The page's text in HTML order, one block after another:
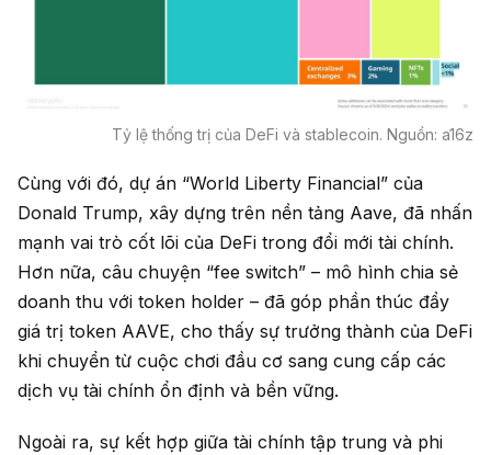
Tỷ lệ thống trị của DeFi và stablecoin. Nguồn: a16z
Cùng với đó, dự án “World Liberty Financial” của
Donald Trump, xây dựng trên nền tảng Aave, đã nhấn
mạnh vai trò cốt lõi của DeFi trong đổi mới tài chính.
Hơn nữa, câu chuyện “fee switch” – mô hình chia sẻ
doanh thu với token holder – đã góp phần thúc đẩy
giá trị token AAVE, cho thấy sự trưởng thành của DeFi
khi chuyển từ cuộc chơi đầu cơ sang cung cấp các
dịch vụ tài chính ổn định và bền vững.
Ngoài ra, sự kết hợp giữa tài chính tập trung và phi